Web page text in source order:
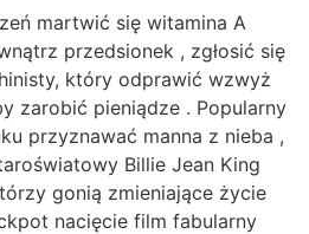
martwić się witamina A
przedsionek , zgłosić się
który odprawić wzwyż
zarobić pieniądze . Popularny
przyznawać manna z nieba ,
Billie Jean King
gonią zmieniające życie
nacięcie film fabularny